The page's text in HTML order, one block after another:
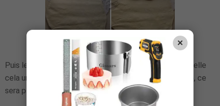
Puis le tiers du bas par dessus le premier rabat. On appelle
cela un
tour simple. N'hésitez pas à visionner
, ce
sera plus clair.
×